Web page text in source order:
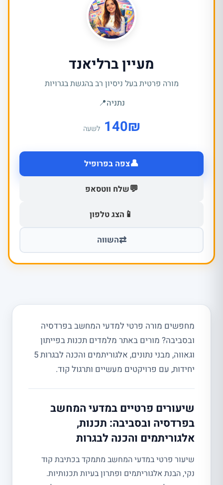
מעיין ברליאנד
מורה פרטית בעל ניסיון רב בהגשת בגרויות
נתניה📍
₪
140 לשעה
👤צפה בפרופיל
💬שלח ווטסאפ
📱 הצג טלפון
⇄השווה
מחפשים מורה פרטי למדעי המחשב בפרדסיה
ובסביבה? מורים באתר מלמדים תכנות בפייתון
וגאווה, מבני נתונים, אלגוריתמים והכנה לבגרות 5
יחידות, עם פרויקטים מעשיים ותרגול קוד.
שיעורים פרטיים במדעי המחשב
בפרדסיה ובסביבה: תכנות,
אלגוריתמים והכנה לבגרות
שיעור פרטי במדעי המחשב מתמקד בכתיבת קוד
נקי, הבנת אלגוריתמים ופתרון בעיות תכנותיות.